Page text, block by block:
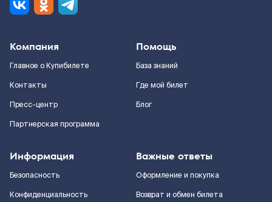
Компания
Главное о Купибилете
Контакты
Пресс-центр
Партнерская программа
Помощь
База знаний
Где мой билет
Блог
Информация
Безопасность
Конфиденциальность
Важные ответы
Оформление и покупка
Возврат и обмен билета